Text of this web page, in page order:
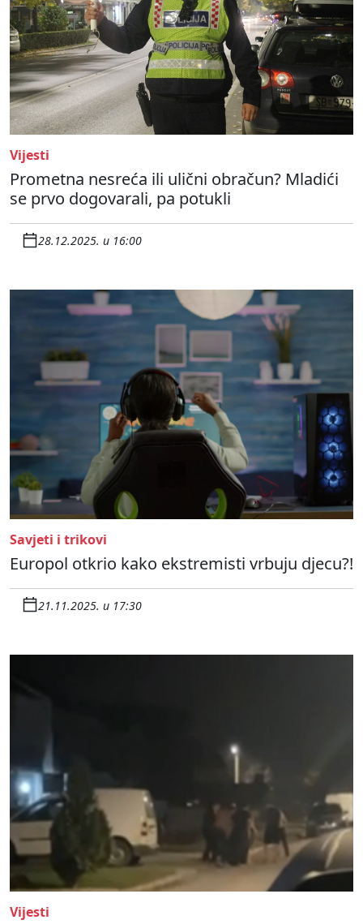
Vijesti
Prometna nesreća ili ulični obračun? Mladići
se prvo dogovarali, pa potukli
28.12.2025. u 16:00
Savjeti i trikovi
Europol otkrio kako ekstremisti vrbuju djecu?!
21.11.2025. u 17:30
Vijesti